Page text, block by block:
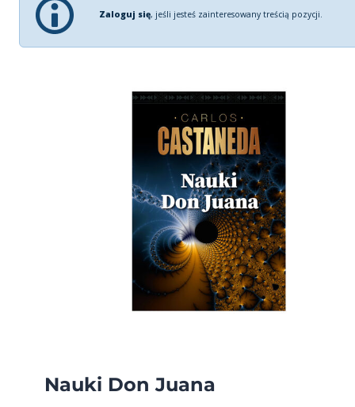
Zaloguj się, jeśli jesteś zainteresowany treścią pozycji.
Nauki Don Juana